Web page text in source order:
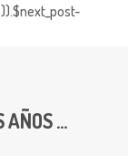
...